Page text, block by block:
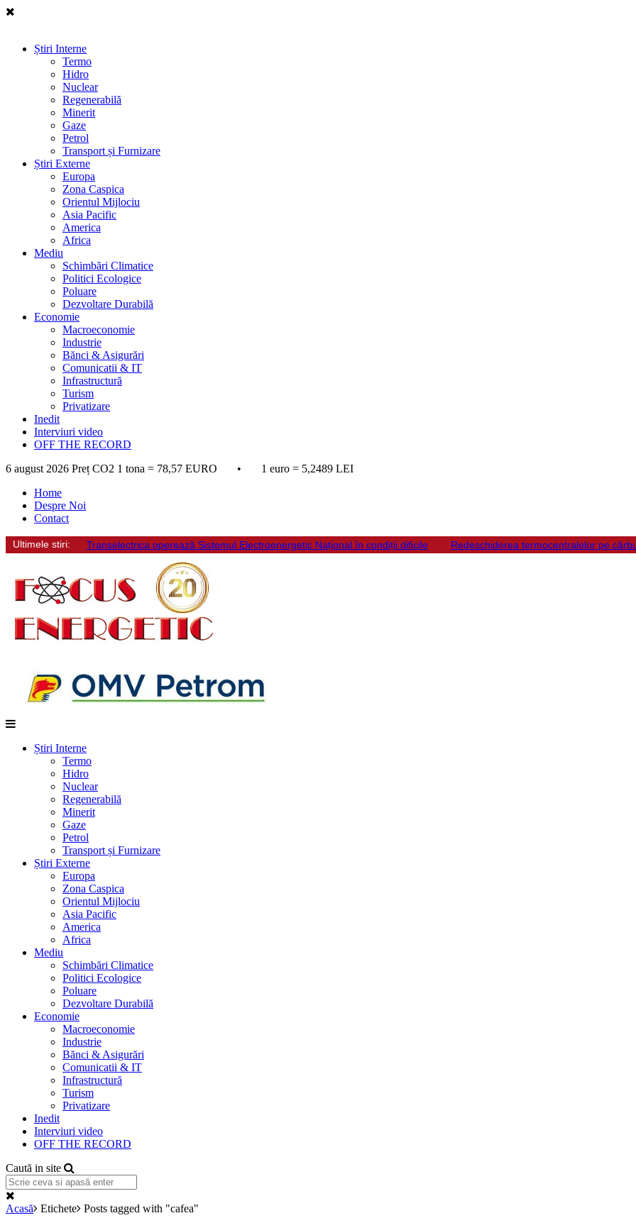
Știri Interne
Termo
Hidro
Nuclear
Regenerabilă
Minerit
Gaze
Petrol
Transport și Furnizare
Știri Externe
Europa
Zona Caspica
Orientul Mijlociu
Asia Pacific
America
Africa
Mediu
Schimbări Climatice
Politici Ecologice
Poluare
Dezvoltare Durabilă
Economie
Macroeconomie
Industrie
Bănci & Asigurări
Comunicatii & IT
Infrastructură
Turism
Privatizare
Inedit
Interviuri video
OFF THE RECORD
6 august 2026 Preț CO2 1 tona = 78,57 EURO • 1 euro = 5,2489 LEI
Home
Despre Noi
Contact
Ultimele stiri: Transelectrica opereazã Sistemul Electroenergetic Național în condiții dificile Redeschiderea termocentralelor pe
Știri Interne
Termo
Hidro
Nuclear
Regenerabilă
Minerit
Gaze
Petrol
Transport și Furnizare
Știri Externe
Europa
Zona Caspica
Orientul Mijlociu
Asia Pacific
America
Africa
Mediu
Schimbări Climatice
Politici Ecologice
Poluare
Dezvoltare Durabilă
Economie
Macroeconomie
Industrie
Bănci & Asigurări
Comunicatii & IT
Infrastructură
Turism
Privatizare
Inedit
Interviuri video
OFF THE RECORD
Caută in site
Acasă Etichete Posts tagged with "cafea"